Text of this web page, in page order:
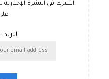
اشترك في النشرة
البريد